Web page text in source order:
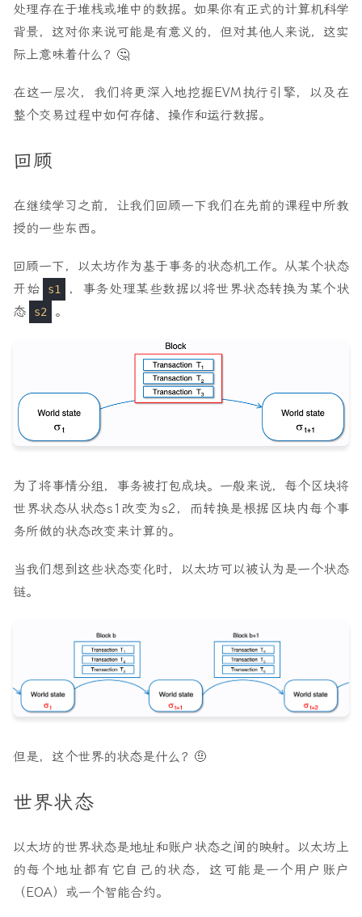
处理存在于堆栈或堆中的数据。如果你有正式的计算机科学
背景，这对你来说可能是有意义的，但对其他人来说，这实
际上意味着什么？🤔
在这一层次，我们将更深入地挖掘EVM执行引擎，以及在
整个交易过程中如何存储、操作和运行数据。
回顾
在继续学习之前，让我们回顾一下我们在先前的课程中所教
授的一些东西。
回顾一下，以太坊作为基于事务的状态机工作。从某个状态
开始
s1
，事务处理某些数据以将世界状态转换为某个状
态
s2 。
为了将事情分组，事务被打包成块。一般来说，每个区块将
世界状态从状态s1改变为s2，而转换是根据区块内每个事
务所做的状态改变来计算的。
当我们想到这些状态变化时，以太坊可以被认为是一个状态
链。
但是，这个世界的状态是什么？🤨
世界状态
以太坊的世界状态是地址和账户状态之间的映射。以太坊上
的每个地址都有它自己的状态，这可能是一个用户账户
（EOA）或一个智能合约。